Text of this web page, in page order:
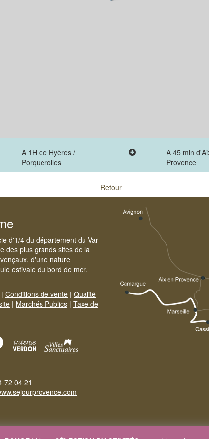
A 1H de Hyères /
Porquerolles
A 45 min
Provence
Retour
d'1/4 du département du Var
des plus grands sites de la
d'une nature
estivale du bord de mer.
| Conditions de vente | Qualité
| Marchés Publics | Taxe de
72 04 21